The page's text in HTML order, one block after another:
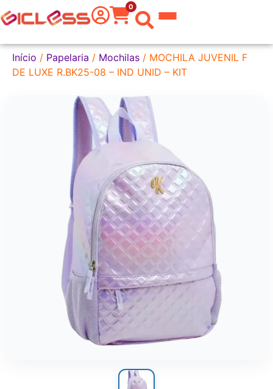
0
do Mundo
Início / Papelaria / Mochilas / MOCHILA JUVENIL F
DE LUXE R.BK25-08 – IND UNID – KIT